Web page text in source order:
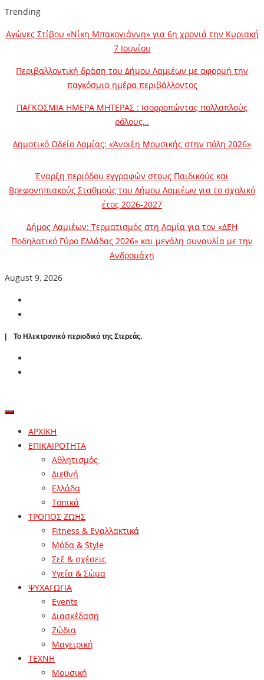
Trending
Αγώνες Στίβου «Νίκη Μπακογιάννη» για 6η χρονιά την Κυριακή
7 Ιουνίου
Περιβαλλοντική δράση του Δήμου Λαμιέων με αφορμή την
παγκόσμια ημέρα περιβάλλοντος
ΠΑΓΚΟΣΜΙΑ ΗΜΕΡΑ ΜΗΤΕΡΑΣ : Ισορροπώντας πολλαπλούς
ρόλους…
Δημοτικό Ωδείο Λαμίας: «Άνοιξη Μουσικής στην πόλη 2026»
Έναρξη περιόδου εγγραφών στους Παιδικούς και
Βρεφονηπιακούς Σταθμούς του Δήμου Λαμιέων για το σχολικό
έτος 2026-2027
Δήμος Λαμιέων: Τερματισμός στη Λαμία για τον «ΔΕΗ
Ποδηλατικό Γύρο Ελλάδας 2026» και μεγάλη συναυλία με την
Ανδρομάχη
August 9, 2026
| To Ηλεκτρονικό περιοδικό της Στερεάς.
ΑΡΧΙΚΗ
ΕΠΙΚΑΙΡΟΤΗΤΑ
Αθλητισμός
Διεθνή
Ελλάδα
Τοπικά
ΤΡΟΠΟΣ ΖΩΗΣ
Fitness & Εναλλακτικά
Μόδα & Style
Σεξ & σχέσεις
Υγεία & Σώμα
ΨΥΧΑΓΩΓΙΑ
Events
Διασκέδαση
Ζώδια
Μαγειρική
ΤΕΧΝΗ
Μουσική